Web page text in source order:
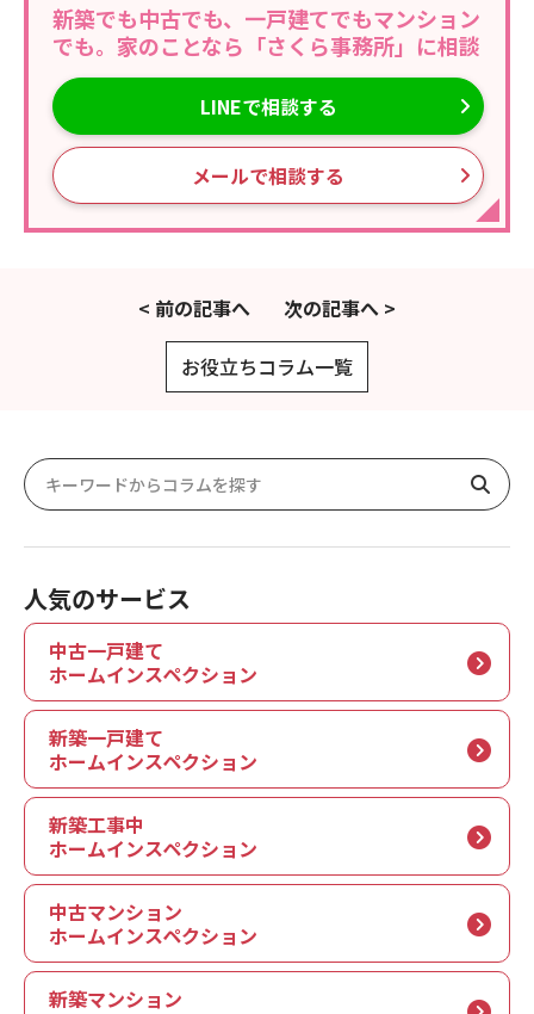
新築でも中古でも、一戸建てでもマンション
でも。家のことなら「さくら事務所」に相談
LINEで相談する
メールで相談する
< 前の記事へ 次の記事へ >
お役立ちコラム一覧
人気のサービス
中古一戸建て
ホームインスペクション
新築一戸建て
ホームインスペクション
新築工事中
ホームインスペクション
中古マンション
ホームインスペクション
新築マンション